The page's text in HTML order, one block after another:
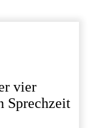
vier
Sprechzeit